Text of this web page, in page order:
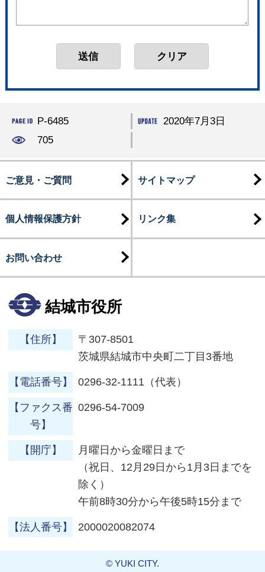
P-6485
2020年7月3日
705
ご意見・ご質問 サイトマップ
個人情報保護方針 リンク集
お問い合わせ
結城市役所
【住所】
〒307-8501
茨城県結城市中央町二丁目3番地
【電話番号】 0296-32-1111（代表）
【ファクス番
号】
0296-54-7009
【開庁】
月曜日から金曜日まで
（祝日、12月29日から1月3日までを
除く）
午前8時30分から午後5時15分まで
【法人番号】 2000020082074
© YUKI CITY.